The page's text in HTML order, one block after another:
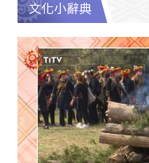
文化小辭典